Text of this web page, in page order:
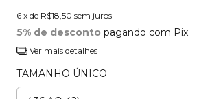
6 x de R$18,50 sem juros
5% de desconto pagando com Pix
Ver mais detalhes
TAMANHO ÚNICO